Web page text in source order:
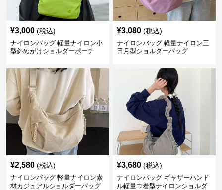
¥3,000 (税込)
ナイロンバッグ 軽量ナイロン小
型斜めがけショルダーポーチ
¥3,080 (税込)
ナイロンバッグ 軽量ナイロン三
日月型ショルダーバッグ
¥2,580 (税込)
ナイロンバッグ 軽量ナイロン素
材カジュアルショルダーバッグ
¥3,680 (税込)
ナイロンバッグ ギャザーハンド
ル軽量巾着型ナイロンショルダ